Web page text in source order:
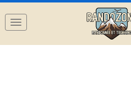
Navigation